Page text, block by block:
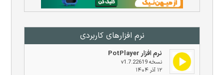
نرم افزار‌های کاربردی
نرم افزار PotPlayer
نسخه v1.7.22619
۱۲ آذر ۱۴۰۴